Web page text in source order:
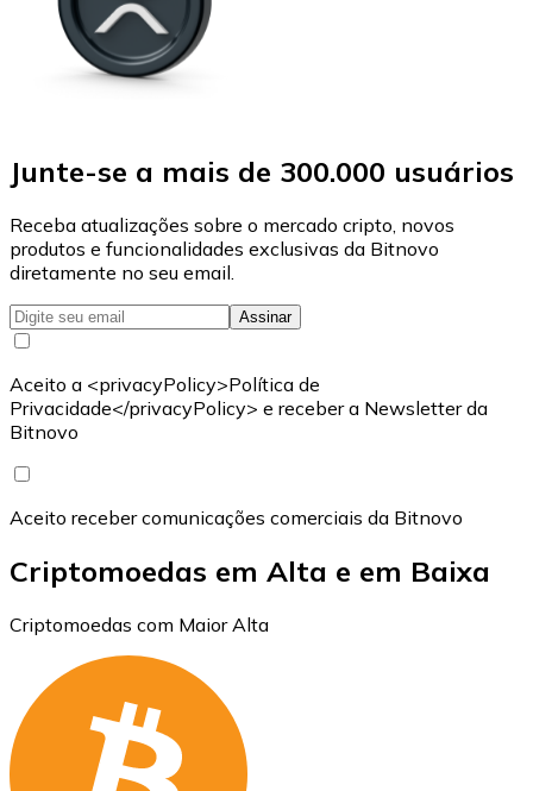
Junte-se a mais de 300.000 usuários
Receba atualizações sobre o mercado cripto, novos
produtos e funcionalidades exclusivas da Bitnovo
diretamente no seu email.
Assinar
Aceito a <privacyPolicy>Política de
Privacidade</privacyPolicy> e receber a Newsletter da
Bitnovo
Aceito receber comunicações comerciais da Bitnovo
Criptomoedas em Alta e em Baixa
Criptomoedas com Maior Alta